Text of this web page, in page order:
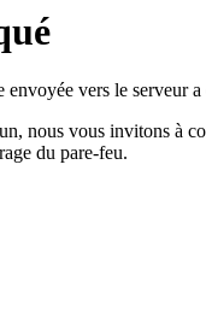
vers le serveur a
nous vous invitons à
du pare-feu.